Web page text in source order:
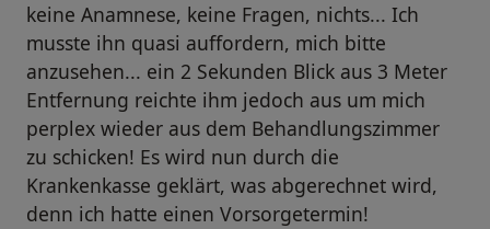
keine Anamnese, keine Fragen, nichts... Ich
musste ihn quasi auffordern, mich bitte
anzusehen... ein 2 Sekunden Blick aus 3 Meter
Entfernung reichte ihm jedoch aus um mich
perplex wieder aus dem Behandlungszimmer
zu schicken! Es wird nun durch die
Krankenkasse geklärt, was abgerechnet wird,
denn ich hatte einen Vorsorgetermin!